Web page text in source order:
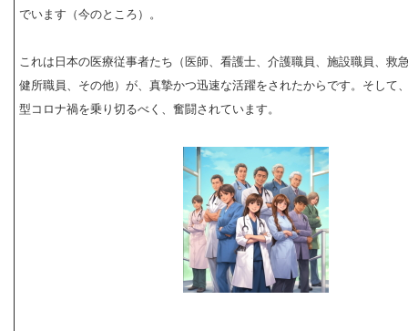
でいます（今のところ）。
これは日本の医療従事者たち（医師、看護士、介護職員、施設職員、救
健所職員、その他）が、真摯かつ迅速な活躍をされたからです。そして
型コロナ禍を乗り切るべく、奮闘されています。